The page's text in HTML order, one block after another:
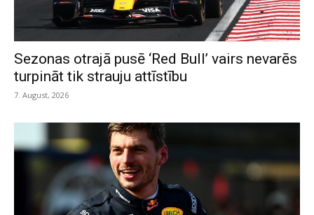
Sezonas otrajā pusē ‘Red Bull’ vairs nevarēs
turpināt tik strauju attīstību
7. August, 2026